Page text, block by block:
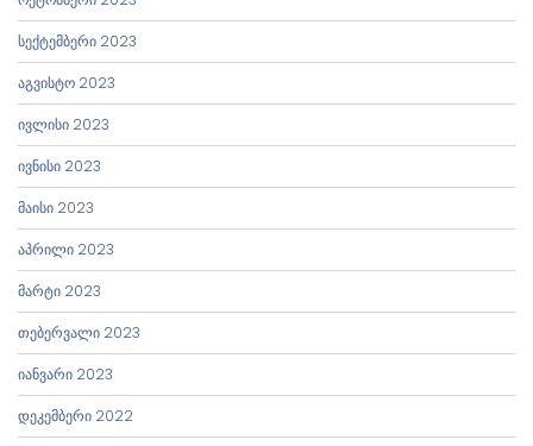
სექტემბერი 2023
აგვისტო 2023
ივლისი 2023
ივნისი 2023
მაისი 2023
აპრილი 2023
მარტი 2023
თებერვალი 2023
იანვარი 2023
დეკემბერი 2022